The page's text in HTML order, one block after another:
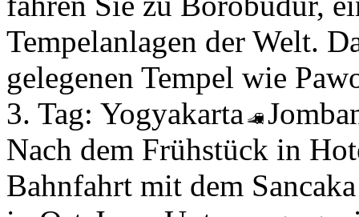
Tempelanlagen der Welt.
gelegenen Tempel wie
3. Tag: Yogyakarta
Nach dem Frühstück in
Bahnfahrt mit dem